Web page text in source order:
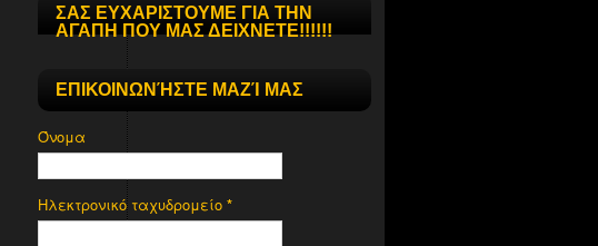
ΣΑΣ ΕΥΧΑΡΙΣΤΟΥΜΕ ΓΙΑ ΤΗΝ
ΑΓΑΠΗ ΠΟΥ ΜΑΣ ΔΕΙΧΝΕΤΕ!!!!!!
ΕΠΙΚΟΙΝΩΝΉΣΤΕ ΜΑΖΊ ΜΑΣ
Όνομα
Ηλεκτρονικό ταχυδρομείο *